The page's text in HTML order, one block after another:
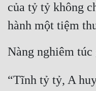
của tỷ tỷ không
hành một tiệm
Nàng nghiêm túc
“Tĩnh tỷ tỷ, A